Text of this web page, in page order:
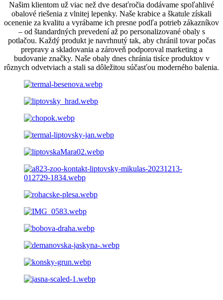
Našim klientom už viac než dve desaťročia dodávame spoľahlivé
obalové riešenia z vlnitej lepenky. Naše krabice a škatule získali
ocenenie za kvalitu a vyrábame ich presne podľa potrieb zákazníkov
– od štandardných prevedení až po personalizované obaly s
potlačou. Každý produkt je navrhnutý tak, aby chránil tovar počas
prepravy a skladovania a zároveň podporoval marketing a
budovanie značky. Naše obaly dnes chránia tisíce produktov v
rôznych odvetviach a stali sa dôležitou súčasťou moderného balenia.